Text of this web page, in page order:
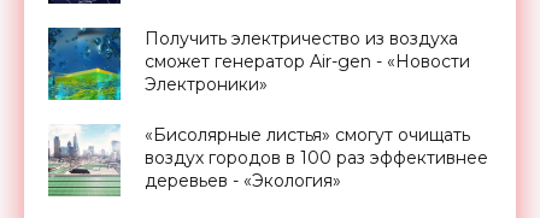
Получить электричество из воздуха
сможет генератор Air-gen - «Новости
Электроники»
«Бисолярные листья» смогут очищать
воздух городов в 100 раз эффективнее
деревьев - «Экология»